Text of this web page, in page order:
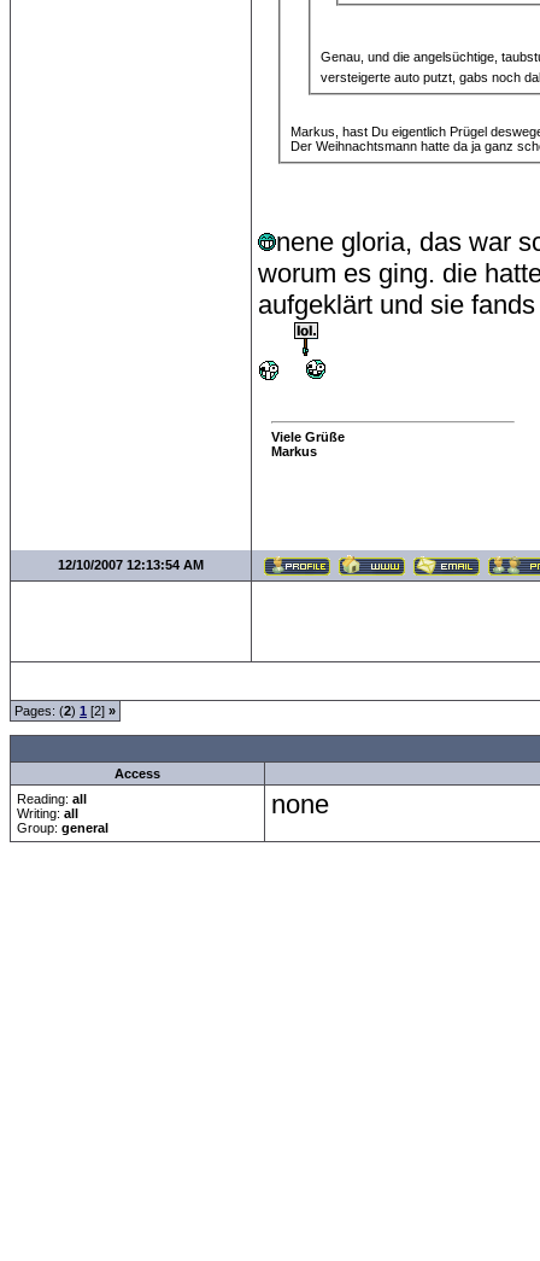
Genau, und die angelsüchtige,
versteigerte auto putzt, gabs noch
Markus, hast Du eigentlich Prügel
Der Weihnachtsmann hatte da ja ganz
nene gloria, das war
worum es ging. die
aufgeklärt und sie
Viele Grüße
Markus
12/10/2007 12:13:54 AM
Pages: (2) 1 [2] »
Access
Reading: all
Writing: all
Group: general
none